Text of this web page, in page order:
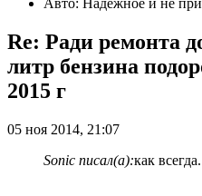
Re: Ради ремонта
литр бензина
2015 г
05 ноя 2014, 21:07
Sonic писал(а):как